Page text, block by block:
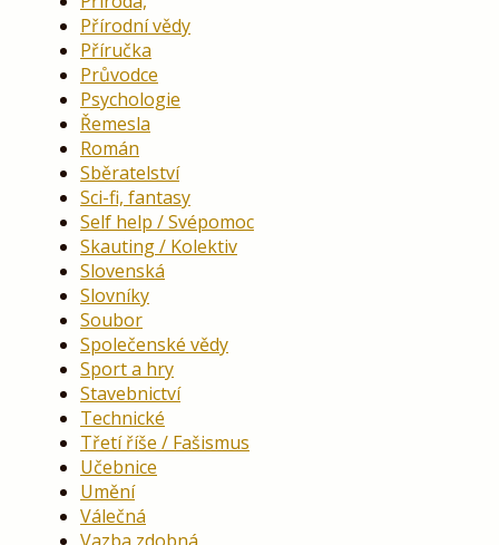
Přírodní vědy
Příručka
Průvodce
Psychologie
Řemesla
Román
Sběratelství
Sci-fi, fantasy
Self help / Svépomoc
Skauting / Kolektiv
Slovenská
Slovníky
Soubor
Společenské vědy
Sport a hry
Stavebnictví
Technické
Třetí říše / Fašismus
Učebnice
Umění
Válečná